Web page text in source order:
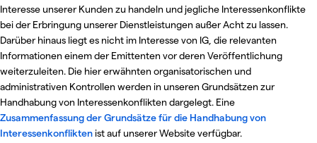
Interesse unserer Kunden zu handeln und jegliche Interessenkonflikte
bei der Erbringung unserer Dienstleistungen außer Acht zu lassen.
Darüber hinaus liegt es nicht im Interesse von IG, die relevanten
Informationen einem der Emittenten vor deren Veröffentlichung
weiterzuleiten. Die hier erwähnten organisatorischen und
administrativen Kontrollen werden in unseren Grundsätzen zur
Handhabung von Interessenkonflikten dargelegt. Eine
Zusammenfassung der Grundsätze für die Handhabung von
Interessenkonfliktenist auf unserer Website verfügbar.